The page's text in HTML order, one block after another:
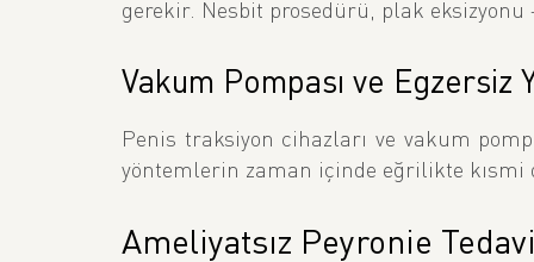
gerekir. Nesbit prosedürü, plak
Vakum Pompası ve Egzersiz
Penis traksiyon cihazları ve vakum
yöntemlerin zaman içinde eğrilikte
Ameliyatsız Peyronie